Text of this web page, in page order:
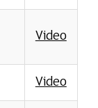
Video
Video